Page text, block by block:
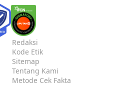
Redaksi
Kode Etik
Sitemap
Tentang Kami
Metode Cek Fakta